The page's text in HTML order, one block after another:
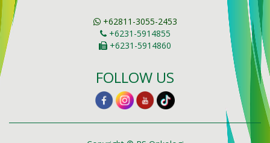
+62811-3055-2453
+6231-5914855
+6231-5914860
FOLLOW US